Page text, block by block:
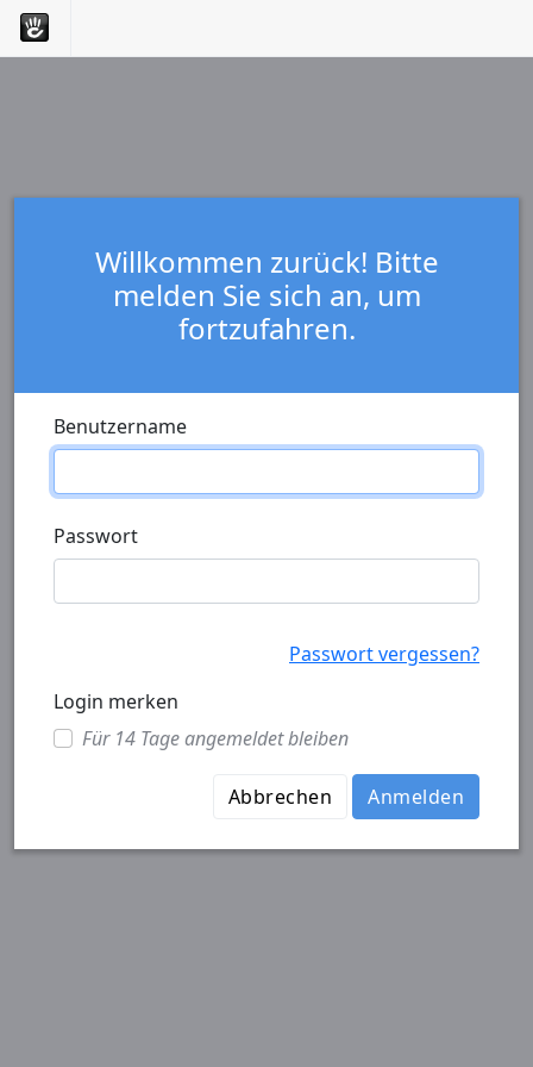
Willkommen zurück! Bitte
melden Sie sich an, um
fortzufahren.
Benutzername
Passwort
Passwort vergessen?
Login merken
Für 14 Tage angemeldet bleiben
Abbrechen Anmelden